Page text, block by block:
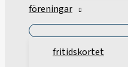
föreningar
fritidskortet